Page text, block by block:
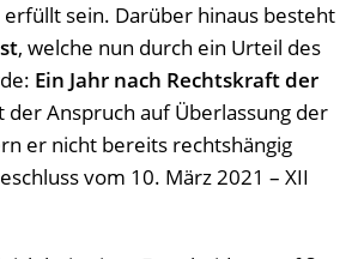
erfüllt sein. Darüber hinaus besteht
, welche nun durch ein Urteil des
Ein Jahr nach Rechtskraft der
Anspruch auf Überlassung der
er nicht bereits rechtshängig
vom 10. März 2021 – XII